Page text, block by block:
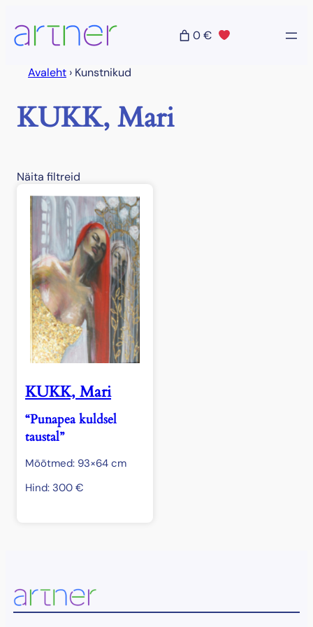
sisu
juurde
0 €
Avaleht › Kunstnikud
KUKK, Mari
Näita filtreid
KUKK, Mari
“Punapea kuldsel
taustal”
Mõõtmed: 93×64 cm
Hind: 300 €